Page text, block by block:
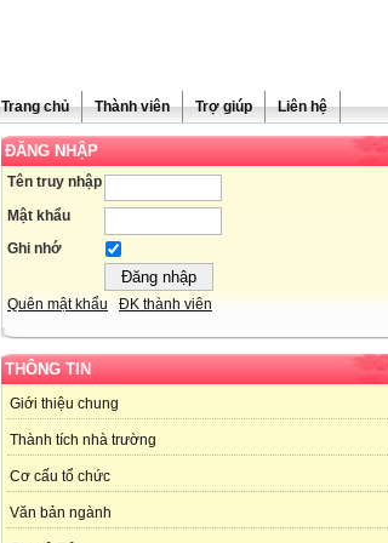
Trang chủ Thành viên Trợ giúp Liên hệ
ĐĂNG NHẬP
Tên truy nhập
Mật khẩu
Ghi nhớ
Quên mật khẩu ĐK thành viên
THÔNG TIN
Giới thiệu chung
Thành tích nhà trường
Cơ cấu tổ chức
Văn bản ngành